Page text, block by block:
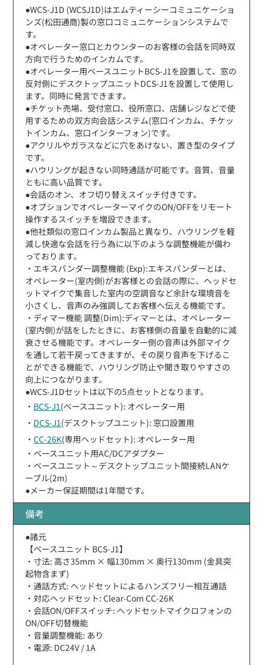
●WCS-J1D (WCSJ1D)はエムティーシーコミュニケーショ
ンズ(松田通商)製の窓口コミュニケーションシステムで
す。
●オペレーター窓口とカウンターのお客様の会話を同時双
方向で行うためのインカムです。
●オペレーター用ベースユニットBCS-J1を設置して、窓の
反対側にデスクトップユニットDCS-J1を設置して使用し
ます。同時に発言できます。
●チケット売場、受付窓口、役所窓口、店舗レジなどで使
用するための双方向会話システム(窓口インカム、チケッ
トインカム、窓口インターフォン)です。
●アクリルやガラスなどに穴をあけない、置き型のタイプ
です。
●ハウリングが起きない同時通話が可能です。音質、音量
ともに高い品質です。
●会話のオン、オフ切り替えスイッチ付きです。
●オプションでオペレーターマイクのON/OFFをリモート
操作するスイッチを増設できます。
●他社類似の窓口インカム製品と異なり、ハウリングを軽
減し快適な会話を行う為に以下のような調整機能が備わ
っております。
・エキスパンダー調整機能 (Exp):エキスパンダーとは、
オペレーター(室内側)がお客様との会話の際に、ヘッドセ
ットマイクで集音した室内の空調音など余計な環境音を
小さくし、音声のみ強調してお客様へ伝える機能です。
・ディマー機能 調整(Dim):ディマーとは、オペレーター
(室内側)が話をしたときに、お客様側の音量を自動的に減
衰させる機能です。オペレーター側の音声は外部マイク
を通して若干戻ってきますが、その戻り音声を下げるこ
とができる機能で、ハウリング防止や聞き取りやすさの
向上につながります。
●WCS-J1Dセットは以下の5点セットとなります。
・ BCS-J1 (ベースユニット): オペレーター用
・ DCS-J1 (デスクトップユニット): 窓口設置用
・CC-26K(専用ヘッドセット): オペレーター用
・ベースユニット用AC/DCアダプター
・ベースユニット～デスクトップユニット間接続LANケ
ーブル(2m)
●メーカー保証期間は1年間です。
備考
●諸元
【ベースユニット BCS-J1】
・寸法: 高さ35mm × 幅130mm × 奥行130mm (金具突
起物含まず)
・通話方式: ヘッドセットによるハンズフリー相互通話
・対応ヘッドセット: Clear-Com CC-26K
・会話ON/OFFスイッチ: ヘッドセットマイクロフォンの
ON/OFF切替機能
・音量調整機能: あり
・電源: DC24V / 1A